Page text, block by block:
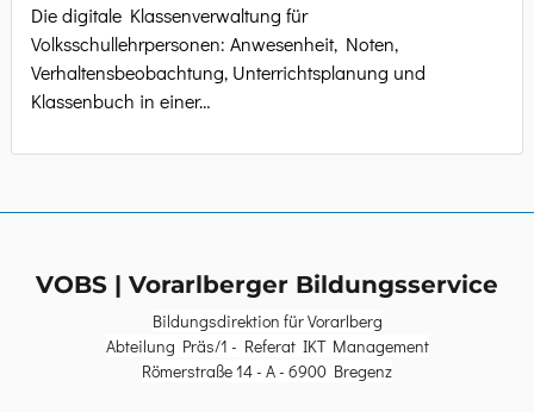
Die digitale Klassenverwaltung für
Volksschullehrpersonen: Anwesenheit, Noten,
Verhaltensbeobachtung, Unterrichtsplanung und
Klassenbuch in einer…
VOBS | Vorarlberger Bildungsservice
Bildungsdirektion für Vorarlberg
Abteilung Präs/1 - Referat IKT Management
Römerstraße 14 - A - 6900 Bregenz